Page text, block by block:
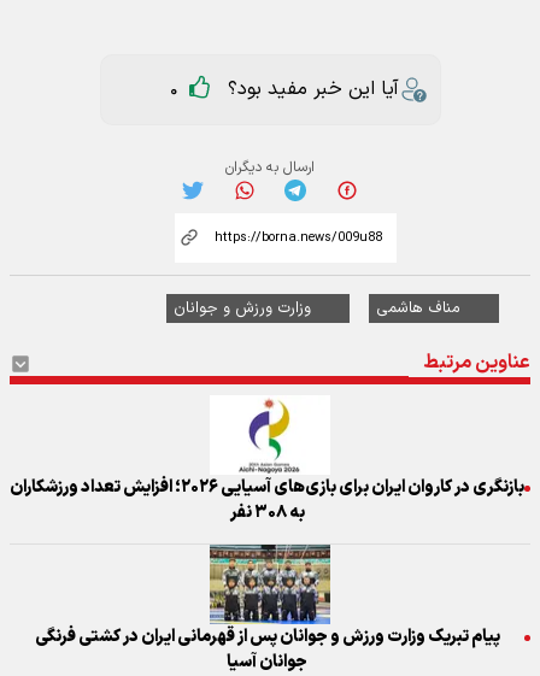
آیا این خبر مفید بود؟ 0
ارسال به دیگران
مناف هاشمی وزارت ورزش و جوانان
عناوین مرتبط
بازنگری در کاروان ایران برای بازی‌های آسیایی ۲۰۲۶؛ افزایش تعداد ورزشکاران
به ۳۰۸ نفر
پیام تبریک وزارت ورزش و جوانان پس از قهرمانی ایران در کشتی فرنگی
جوانان آسیا